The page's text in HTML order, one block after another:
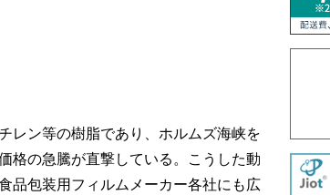
レン等の樹脂であり、ホルムズ海峡を
格の急騰が直撃している。こうした動
品包装用フィルムメーカー各社にも広